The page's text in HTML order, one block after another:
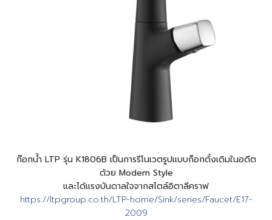
ก๊อกน้ำ LTP รุ่น K1806B เป็นการรีโนเวตรูปแบบก็อกดั้งเดิมในอดีต
ด้วย Modern Style
และได้แรงบันดาลใจจากสไตล์อิตาลีคราฟ
https://ltpgroup.co.th/LTP-home/Sink/series/Faucet/E17-
2009